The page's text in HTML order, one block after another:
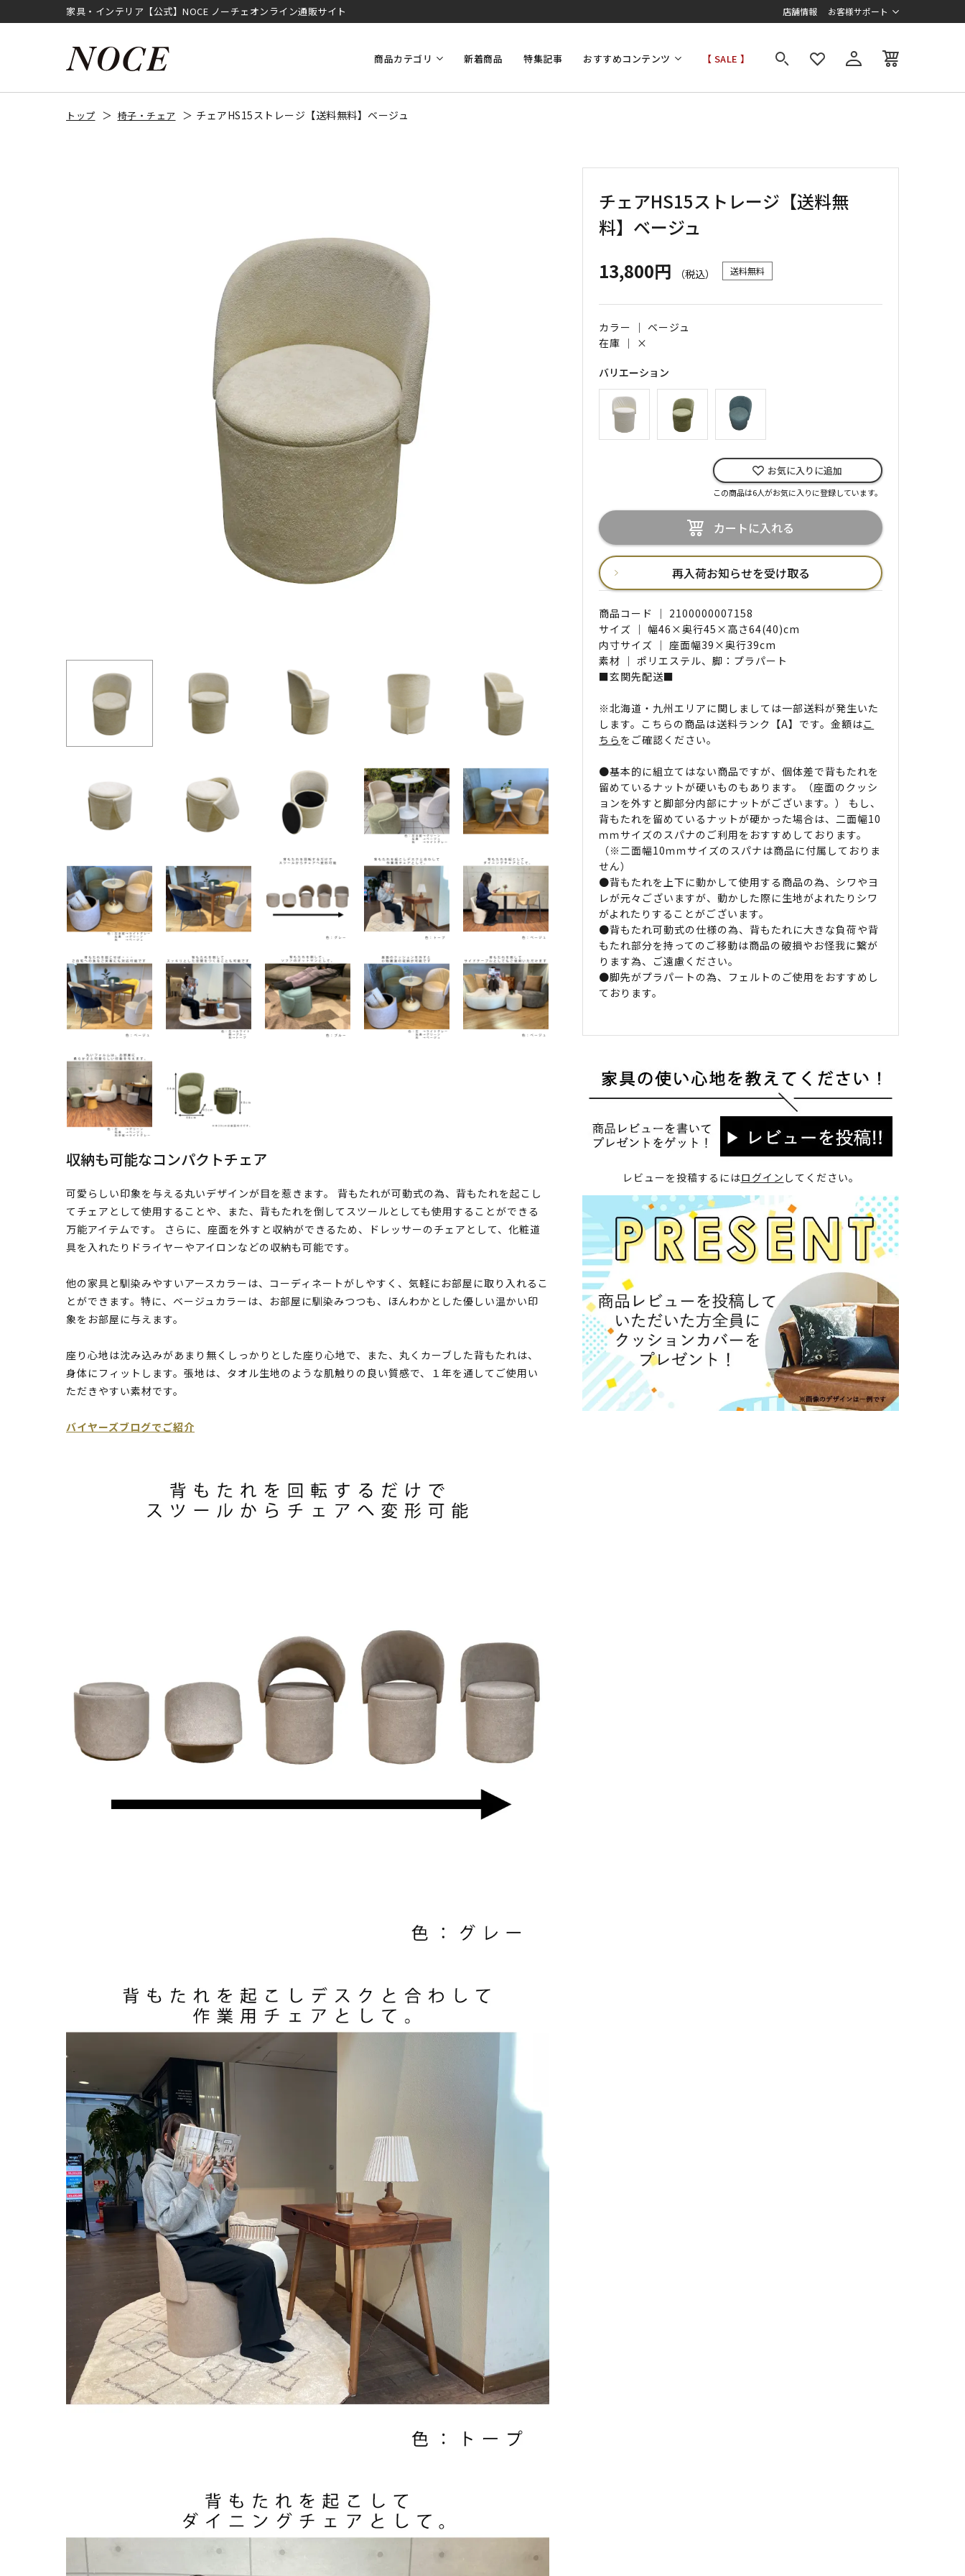
家具・インテリア【公式】NOCE ノーチェオンライン通販サイト 店舗情報 お客様サポート
商品カテゴリ 新着商品 特集記事 おすすめコンテンツ 【 SALE 】
トップ 椅子・チェア チェアHS15ストレージ【送料無料】ベージュ
収納も可能なコンパクトチェア
可愛らしい印象を与える丸いデザインが目を惹きます。 背もたれが可動式の為、背もたれを起こし
てチェアとして使用することや、また、背もたれを倒してスツールとしても使用することができる
万能アイテムです。 さらに、座面を外すと収納ができるため、ドレッサーのチェアとして、化粧道
具を入れたりドライヤーやアイロンなどの収納も可能です。
他の家具と馴染みやすいアースカラーは、コーディネートがしやすく、気軽にお部屋に取り入れるこ
とができます。特に、ベージュカラーは、お部屋に馴染みつつも、ほんわかとした優しい温かい印
象をお部屋に与えます。
座り心地は沈み込みがあまり無くしっかりとした座り心地で、また、丸くカーブした背もたれは、
身体にフィットします。張地は、タオル生地のような肌触りの良い質感で、１年を通してご使用い
ただきやすい素材です。
バイヤーズブログでご紹介
チェアHS15ストレージ【送料無
料】ベージュ
13,800円
（税込） 送料無料
カラー ｜ ベージュ
在庫 ｜ ×
バリエーション
お気に入りに追加
この商品は6人がお気に入りに登録しています。
カートに入れる
再入荷お知らせを受け取る
商品コード ｜ 2100000007158
サイズ ｜ 幅46×奥行45×高さ64(40)cm
内寸サイズ ｜ 座面幅39×奥行39cm
素材 ｜ ポリエステル、脚：プラパート
■玄関先配送■
※北海道・九州エリアに関しましては一部送料が発生いた
します。こちらの商品は送料ランク【A】です。金額はこ
ちら をご確認ください。
●基本的に組立てはない商品ですが、個体差で背もたれを
留めているナットが硬いものもあります。（座面のクッシ
ョンを外すと脚部分内部にナットがございます。） もし、
背もたれを留めているナットが硬かった場合は、二面幅10
ｍｍサイズのスパナのご利用をおすすめしております。
（※二面幅10ｍｍサイズのスパナは商品に付属しておりま
せん）
●背もたれを上下に動かして使用する商品の為、シワやヨ
レが元々ございますが、動かした際に生地がよれたりシワ
がよれたりすることがございます。
●背もたれ可動式の仕様の為、背もたれに大きな負荷や背
もたれ部分を持ってのご移動は商品の破損やお怪我に繋が
ります為、ご遠慮ください。
●脚先がプラパートの為、フェルトのご使用をおすすめし
ております。
レビューを投稿するにはログイン してください。